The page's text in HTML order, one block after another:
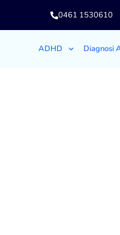
0461 1530610
ADHD Diagnosi